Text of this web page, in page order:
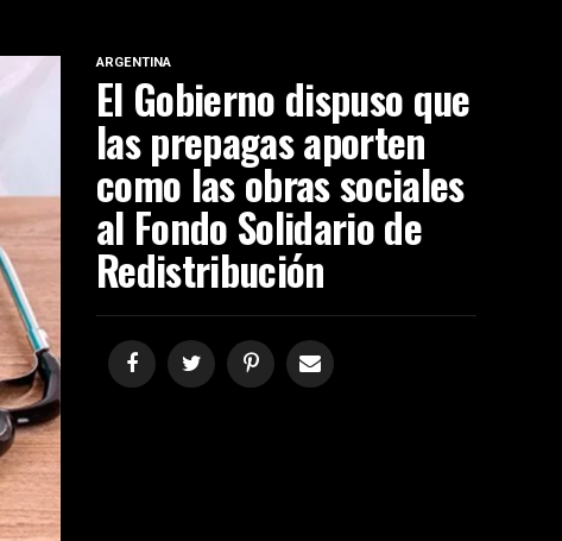
ARGENTINA
El Gobierno dispuso que
las prepagas aporten
como las obras sociales
al Fondo Solidario de
Redistribución